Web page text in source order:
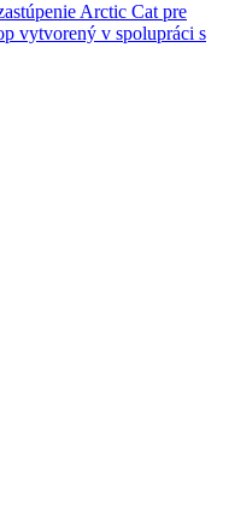
Arctic Cat pre
vytvorený v spolupráci s